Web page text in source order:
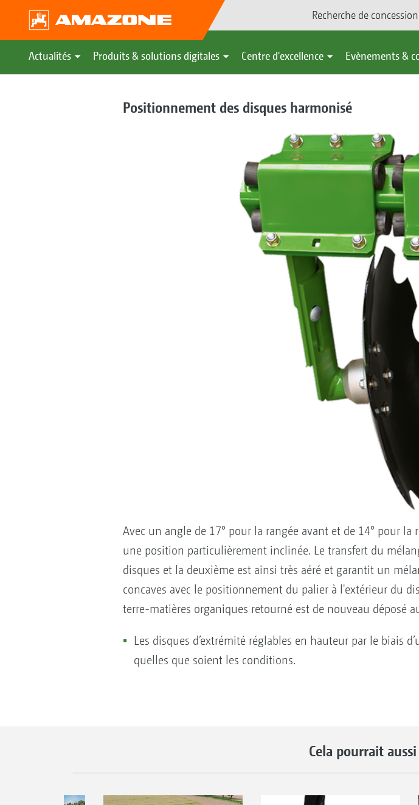
Recherche de
Actualités Produits & solutions digitales Centre d'excellence Evènements &
Positionnement des disques harmonisé
Avec un angle de 17° pour la rangée avant et de 14° pour la
une position particulièrement inclinée. Le transfert du
disques et la deuxième est ainsi très aéré et garantit un
concaves avec le positionnement du palier à l'extérieur du
terre-matières organiques retourné est de nouveau déposé
Les disques d’extrémité réglables en hauteur par le biais
quelles que soient les conditions.
Cela pourrait